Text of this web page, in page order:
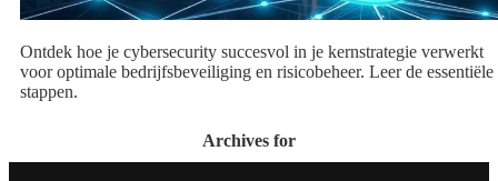
Ontdek hoe je cybersecurity succesvol in je kernstrategie verwerkt
voor optimale bedrijfsbeveiliging en risicobeheer. Leer de essentiële
stappen.
Archives for